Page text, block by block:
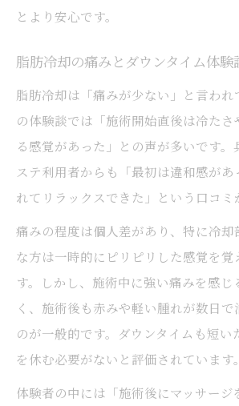
とより安心です。
脂肪冷却の痛みとダウンタイム体験
脂肪冷却は「痛みが少ない」と言わ
の体験談では「施術開始直後は冷た
る感覚があった」との声が多いです。
ステ利用者からも「最初は違和感が
れてリラックスできた」という口コミ
痛みの程度は個人差があり、特に冷却
な方は一時的にピリピリした感覚を覚
す。しかし、施術中に強い痛みを感じ
く、施術後も赤みや軽い腫れが数日
のが一般的です。ダウンタイムも短い
を休む必要がないと評価されています。
体験者の中には「施術後にマッサージ